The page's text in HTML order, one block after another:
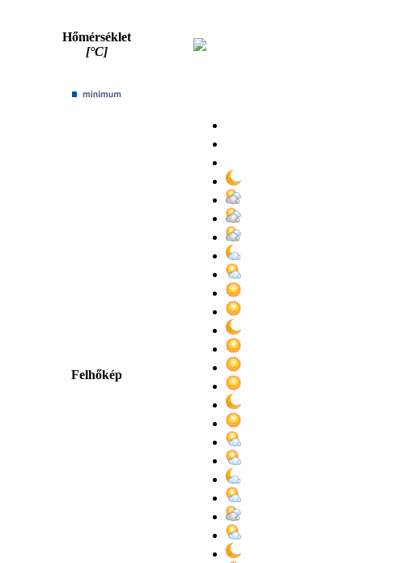
Hőmérséklet
[°C]
Felhőkép